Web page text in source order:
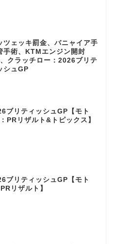
ツェッキ罰金、バニャイア手
手術、KTMエンジン開封
クラッチロー：2026ブリテ
シュGP
ブリティッシュGP【モト
PRリザルト&トピックス】
ブリティッシュGP【モト
リザルト】